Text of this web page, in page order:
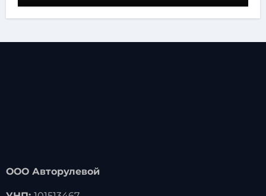
ООО Авторулевой